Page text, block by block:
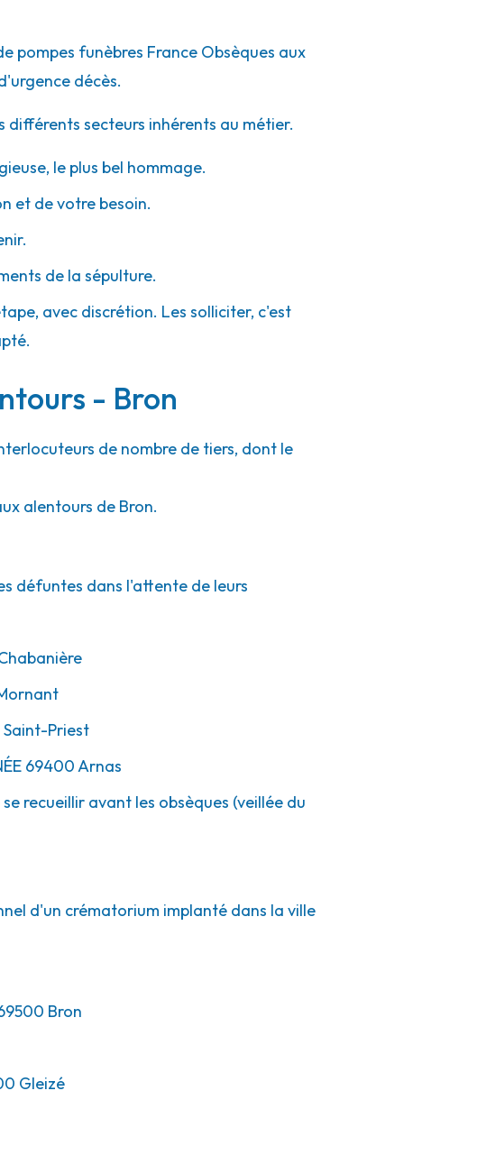
pompes funèbres France Obsèques aux
décès.
secteurs inhérents au métier.
le plus bel hommage.
et de votre besoin.
de la sépulture.
avec discrétion. Les solliciter, c'est
- Bron
de nombre de tiers, dont le
alentours de Bron.
défuntes dans l'attente de leurs
Saint-Priest
69400Arnas
recueillir avant les obsèques (veillée du
d'un crématorium implanté dans la ville
Bron
Gleizé